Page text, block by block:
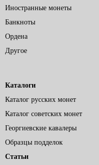
Иностранные монеты
Банкноты
Ордена
Другое
Каталоги
Каталог русских монет
Каталог советских монет
Георгиевские кавалеры
Образцы подделок
Статьи